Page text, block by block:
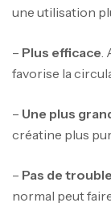
une utilisation
– Plus efficace
favorise la
– Une plus
créatine plus
– Pas de
normal peut